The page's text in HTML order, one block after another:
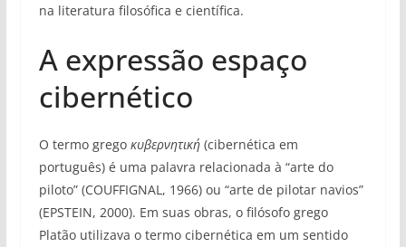
na literatura filosófica e científica.
A expressão espaço
cibernético
O termo grego κυβερνητική(cibernética em
português) é uma palavra relacionada à “arte do
piloto” (COUFFIGNAL, 1966) ou “arte de pilotar navios”
(EPSTEIN, 2000). Em suas obras, o filósofo grego
Platão utilizava o termo cibernética em um sentido